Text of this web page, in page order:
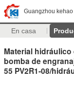
Guangzhou
En casa
Material
bomba de
55 PV2R1-08/